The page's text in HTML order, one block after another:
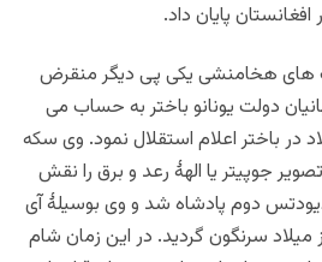
پایان داد.
های هخامنشی یکی پی دیگر منقرض
دولت یونانو باختر به حساب می
سال ۲۵۵ از میلاد در باختر اعلام استقلال نمود. وی سکه
جوپیتر یا الهۀ رعد و برق را نقش
دوم پادشاه شد و وی بوسیلۀ آی
سال ۲۲۰ پیش از میلاد سرنگون گردید. در این زمان شام